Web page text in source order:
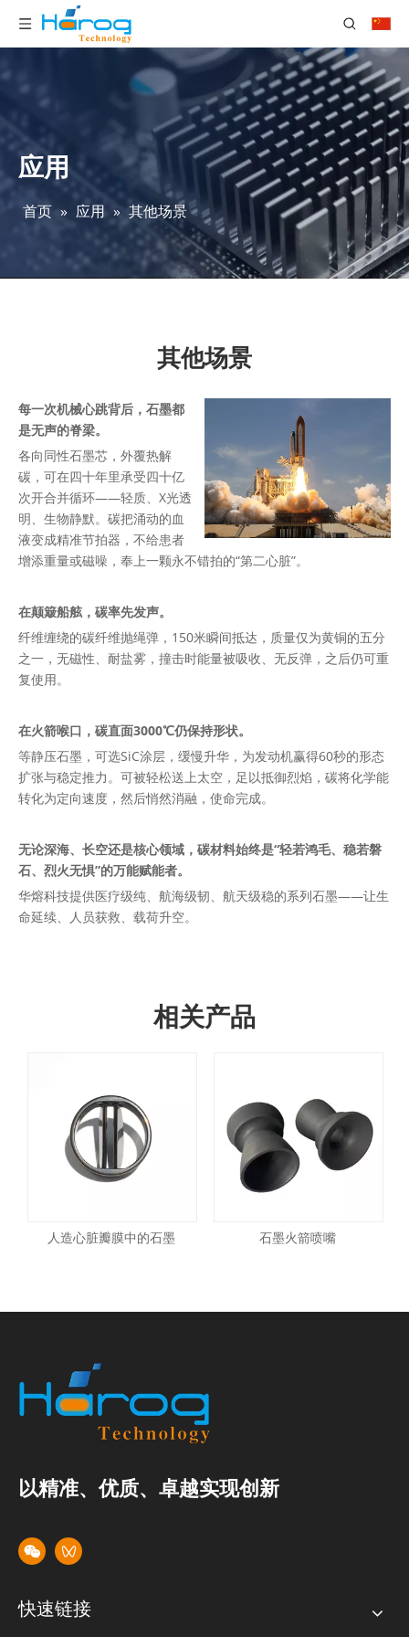
应用
首页 » 应用 » 其他场景
其他场景
每一次机械心跳背后，石墨都
是无声的脊梁。
各向同性石墨芯，外覆热解
碳，可在四十年里承受四十亿
次开合并循环——轻质、X光透
明、生物静默。碳把涌动的血
液变成精准节拍器，不给患者
增添重量或磁噪，奉上一颗永不错拍的“第二心脏”。
在颠簸船舷，碳率先发声。
纤维缠绕的碳纤维抛绳弹，150米瞬间抵达，质量仅为黄铜的五分
之一，无磁性、耐盐雾，撞击时能量被吸收、无反弹，之后仍可重
复使用。
在火箭喉口，碳直面3000℃仍保持形状。
等静压石墨，可选SiC涂层，缓慢升华，为发动机赢得60秒的形态
扩张与稳定推力。可被轻松送上太空，足以抵御烈焰，碳将化学能
转化为定向速度，然后悄然消融，使命完成。
无论深海、长空还是核心领域，碳材料始终是“轻若鸿毛、稳若磐
石、烈火无惧”的万能赋能者。
华熔科技提供医疗级纯、航海级韧、航天级稳的系列石墨——让生
命延续、人员获救、载荷升空。
相关产品
人造心脏瓣膜中的石墨 石墨火箭喷嘴
以精准、优质、卓越实现创新
快速链接